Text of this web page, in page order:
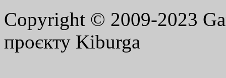
Copyright © 2009-2023
проєкту Kiburga